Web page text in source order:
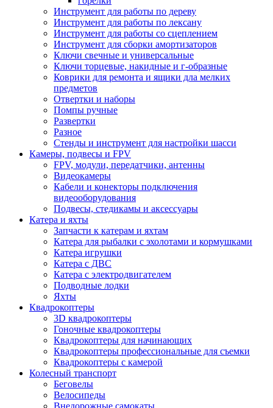
Инструмент для работы по дереву
Инструмент для работы по лексану
Инструмент для работы со сцеплением
Инструмент для сборки амортизаторов
Ключи свечные и универсальные
Ключи торцевые, накидные и г-образные
Коврики для ремонта и ящики дла мелких
предметов
Отвертки и наборы
Помпы ручные
Развертки
Разное
Стенды и инструмент для настройки шасси
Камеры, подвесы и FPV
FPV, модули, передатчики, антенны
Видеокамеры
Кабели и конекторы подключения
видеооборудования
Подвесы, стедикамы и аксессуары
Катера и яхты
Запчасти к катерам и яхтам
Катера для рыбалки с эхолотами и кормушками
Катера игрушки
Катера с ДВС
Катера с электродвигателем
Подводные лодки
Яхты
Квадрокоптеры
3D квадрокоптеры
Гоночные квадрокоптеры
Квадрокоптеры для начинающих
Квадрокоптеры профессиональные для съемки
Квадрокоптеры с камерой
Колесный транспорт
Беговелы
Велосипеды
Внедорожные самокаты